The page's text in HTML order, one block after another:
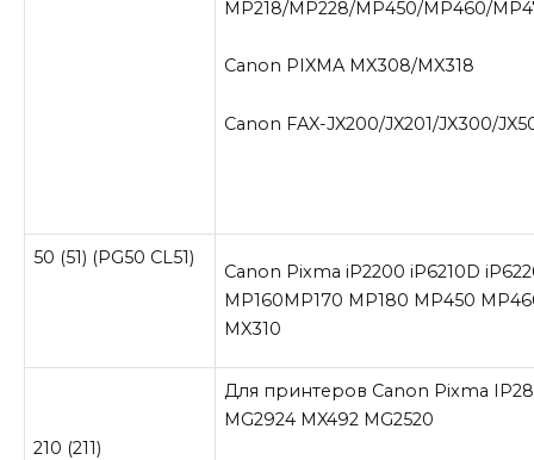
MP218/MP228/MP450/MP460/
Canon PIXMA MX308/MX318
Canon FAX-JX200/JX201/JX300/
50 (51) (PG50 CL51)
Canon Pixma iP2200 iP6210D
MP160MP170 MP180 MP450
MX310
210 (211)
Для принтеров Canon Pixma
MG2924 MX492 MG2520